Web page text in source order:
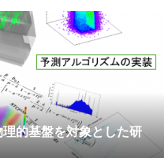
的基盤を対象とした研